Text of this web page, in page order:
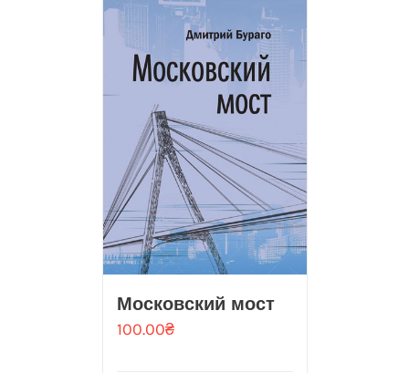
Московский мост
100.00₴